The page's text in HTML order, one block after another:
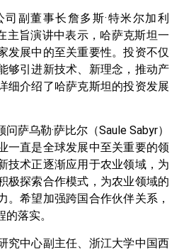
副董事长詹多斯·特米尔加利
主旨演讲中表示，哈萨克斯坦一
发展中的至关重要性。投资不仅
够引进新技术、新理念，推动产
细介绍了哈萨克斯坦的投资发展
萨乌勒·萨比尔（Saule Sabyr）
一直是全球发展中至关重要的领
技术正逐渐应用于农业领域，为
极探索合作模式，为农业领域的
。希望加强跨国合作伙伴关系，
落实。
究中心副主任、浙江大学中国西